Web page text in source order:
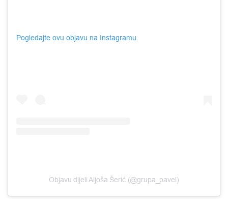
Pogledajte ovu objavu na Instagramu.
Objavu dijeli Aljoša Šerić (@grupa_pavel)